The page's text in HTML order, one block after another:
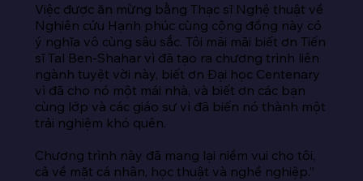
Việc được ăn mừng bằng Thạc sĩ Nghệ thuật về
Nghiên cứu Hạnh phúc cùng cộng đồng này có
ý nghĩa vô cùng sâu sắc. Tôi mãi mãi biết ơn Tiến
sĩ Tal Ben-Shahar vì đã tạo ra chương trình liên
ngành tuyệt vời này, biết ơn Đại học Centenary
vì đã cho nó một mái nhà, và biết ơn các bạn
cùng lớp và các giáo sư vì đã biến nó thành một
trải nghiệm khó quên.
Chương trình này đã mang lại niềm vui cho tôi,
cả về mặt cá nhân, học thuật và nghề nghiệp.”